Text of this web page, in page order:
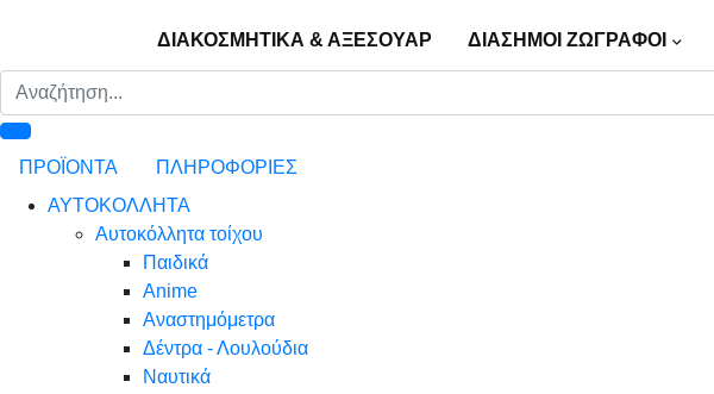
ΔΙΑΚΟΣΜΗΤΙΚΑ & ΑΞΕΣΟΥΑΡ ΔΙΑΣΗΜΟΙ ΖΩΓΡΑΦΟΙ
ΠΡΟΪΟΝΤΑ
ΠΛΗΡΟΦΟΡΙΕΣ
ΑΥΤΟΚΟΛΛΗΤΑ
Αυτοκόλλητα τοίχου
Παιδικά
Anime
Αναστημόμετρα
Δέντρα - Λουλούδια
Ναυτικά